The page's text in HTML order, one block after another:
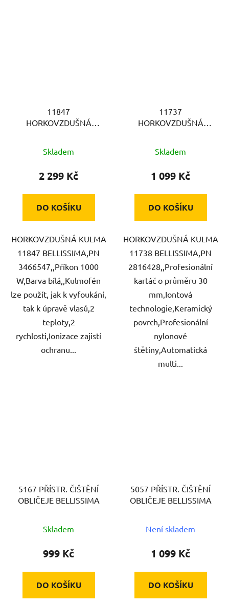
11847
HORKOVZDUŠNÁ
Skladem
2 299 Kč
DO KOŠÍKU
HORKOVZDUŠNÁ KULMA
11847 BELLISSIMA,PN
3466547,,Příkon 1000
W,Barva bílá,,Kulmofén
lze použít, jak k vyfoukání,
tak k úpravě vlasů,2
teploty,2
rychlosti,Ionizace zajistí
ochranu...
11737
HORKOVZDUŠNÁ
Skladem
1 099 Kč
DO KOŠÍKU
HORKOVZDUŠNÁ KULMA
11738 BELLISSIMA,PN
2816428,,Profesionální
kartáč o průměru 30
mm,Iontová
technologie,Keramický
povrch,Profesionální
nylonové
štětiny,Automatická
multi...
5167 PŘÍSTR. ČIŠTĚNÍ
OBLIČEJE BELLISSIMA
Skladem
999 Kč
DO KOŠÍKU
5057 PŘÍSTR. ČIŠTĚNÍ
OBLIČEJE BELLISSIMA
Není skladem
1 099 Kč
DO KOŠÍKU